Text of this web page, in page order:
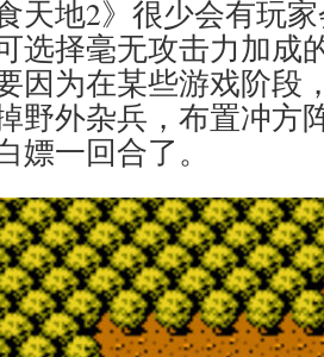
天地2》很少会有玩
选择毫无攻击力加成
因为在某些游戏阶段
野外杂兵，布置冲方
嫖一回合了。